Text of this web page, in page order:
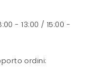
- 13:00 / 15:00 -
ordini: